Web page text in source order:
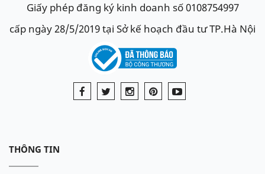
Giấy phép đăng ký kinh doanh số 0108754997
cấp ngày 28/5/2019 tại Sở kế hoạch đầu tư TP.Hà Nội
THÔNG TIN